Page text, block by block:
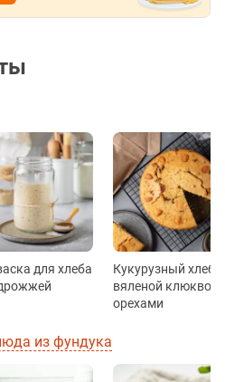
для хлеба
Кукурузный хлеб с
вяленой клюквой
орехами
из фундука